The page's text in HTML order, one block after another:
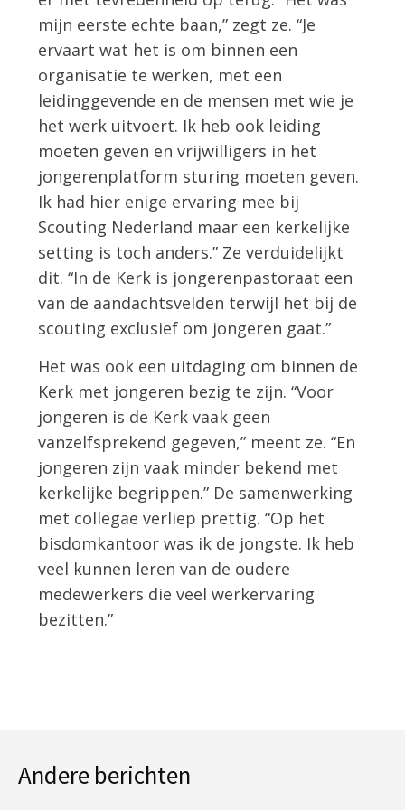
mijn eerste echte baan,” zegt ze. “Je
ervaart wat het is om binnen een
organisatie te werken, met een
leidinggevende en de mensen met wie je
het werk uitvoert. Ik heb ook leiding
moeten geven en vrijwilligers in het
jongerenplatform sturing moeten geven.
Ik had hier enige ervaring mee bij
Scouting Nederland maar een kerkelijke
setting is toch anders.” Ze verduidelijkt
dit. “In de Kerk is jongerenpastoraat een
van de aandachtsvelden terwijl het bij de
scouting exclusief om jongeren gaat.”
Het was ook een uitdaging om binnen de
Kerk met jongeren bezig te zijn. “Voor
jongeren is de Kerk vaak geen
vanzelfsprekend gegeven,” meent ze. “En
jongeren zijn vaak minder bekend met
kerkelijke begrippen.” De samenwerking
met collegae verliep prettig. “Op het
bisdomkantoor was ik de jongste. Ik heb
veel kunnen leren van de oudere
medewerkers die veel werkervaring
bezitten.”
Andere berichten